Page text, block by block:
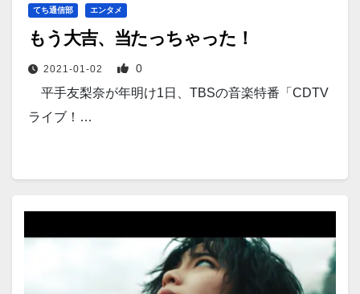
てち通信部 エンタメ
もう大吉、当たっちゃった！
2021-01-02 0
平手友梨奈が年明け1日、TBSの音楽特番「CDTV
ライブ！…